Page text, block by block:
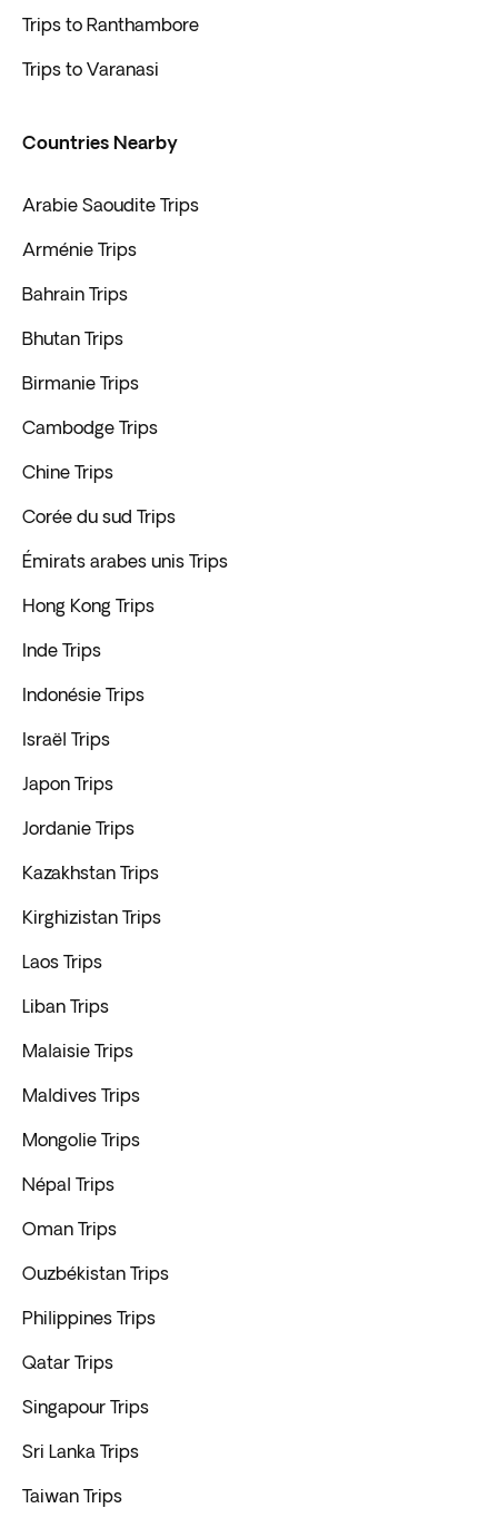
Trips to Ranthambore
Trips to Varanasi
Countries Nearby
Arabie Saoudite Trips
Arménie Trips
Bahrain Trips
Bhutan Trips
Birmanie Trips
Cambodge Trips
Chine Trips
Corée du sud Trips
Émirats arabes unis Trips
Hong Kong Trips
Inde Trips
Indonésie Trips
Israël Trips
Japon Trips
Jordanie Trips
Kazakhstan Trips
Kirghizistan Trips
Laos Trips
Liban Trips
Malaisie Trips
Maldives Trips
Mongolie Trips
Népal Trips
Oman Trips
Ouzbékistan Trips
Philippines Trips
Qatar Trips
Singapour Trips
Sri Lanka Trips
Taiwan Trips